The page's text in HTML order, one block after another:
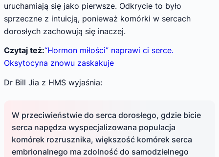
uruchamiają się jako pierwsze. Odkrycie to było
sprzeczne z intuicją, ponieważ komórki w sercach
dorosłych zachowują się inaczej.
Czytaj też:“Hormon miłości” naprawi ci serce.
Oksytocyna znowu zaskakuje
Dr Bill Jia z HMS wyjaśnia:
W przeciwieństwie do serca dorosłego, gdzie bicie
serca napędza wyspecjalizowana populacja
komórek rozrusznika, większość komórek serca
embrionalnego ma zdolność do samodzielnego